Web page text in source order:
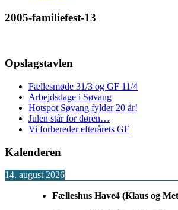
2005-familiefest-13
Opslagstavlen
Fællesmøde 31/3 og GF 11/4
Arbejdsdage i Søvang
Hotspot Søvang fylder 20 år!
Julen står for døren…
Vi forbereder efterårets GF
Kalenderen
14. august 2026
Fælleshus Have4 (Klaus og